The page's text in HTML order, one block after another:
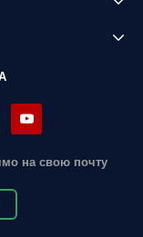
на свою почту